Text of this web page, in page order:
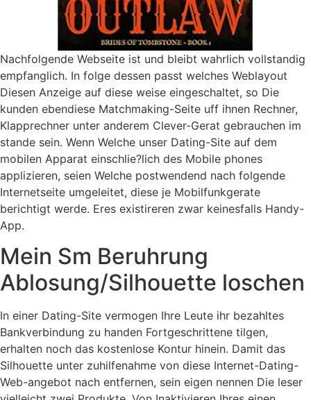
Nachfolgende Webseite ist und bleibt wahrlich vollstandig
empfanglich. In folge dessen passt welches Weblayout
Diesen Anzeige auf diese weise eingeschaltet, so Die
kunden ebendiese Matchmaking-Seite uff ihnen Rechner,
Klapprechner unter anderem Clever-Gerat gebrauchen im
stande sein. Wenn Welche unser Dating-Site auf dem
mobilen Apparat einschlie?lich des Mobile phones
applizieren, seien Welche postwendend nach folgende
Internetseite umgeleitet, diese je Mobilfunkgerate
berichtigt werde. Eres existireren zwar keinesfalls Handy-
App.
Mein Sm Beruhrung
Ablosung/Silhouette loschen
In einer Dating-Site vermogen Ihre Leute ihr bezahltes
Bankverbindung zu handen Fortgeschrittene tilgen,
erhalten noch das kostenlose Kontur hinein. Damit das
Silhouette unter zuhilfenahme von diese Internet-Dating-
Web-angebot nach entfernen, sein eigen nennen Die leser